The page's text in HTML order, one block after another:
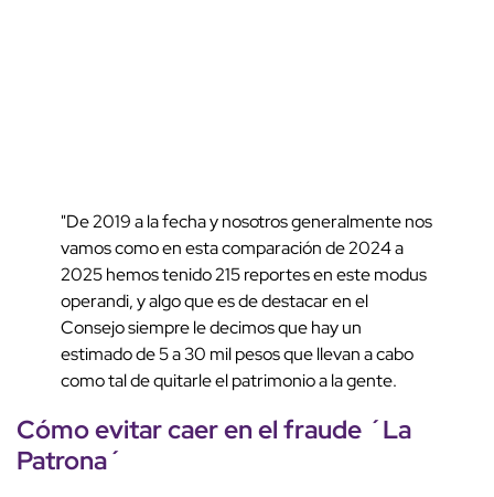
"De 2019 a la fecha y nosotros generalmente nos
vamos como en esta comparación de 2024 a
2025 hemos tenido 215 reportes en este modus
operandi, y algo que es de destacar en el
Consejo siempre le decimos que hay un
estimado de 5 a 30 mil pesos que llevan a cabo
como tal de quitarle el patrimonio a la gente.
Cómo evitar caer en el fraude ´La
Patrona´